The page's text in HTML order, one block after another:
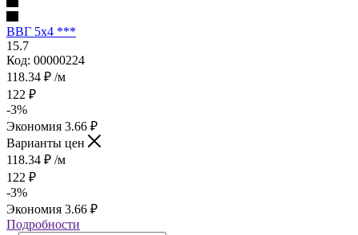
ВВГ 5х4 ***
15.7
Код: 00000224
118.34 ₽ /м
122 ₽
-3%
Экономия 3.66 ₽
Варианты цен
118.34 ₽ /м
122 ₽
-3%
Экономия 3.66 ₽
Подробности